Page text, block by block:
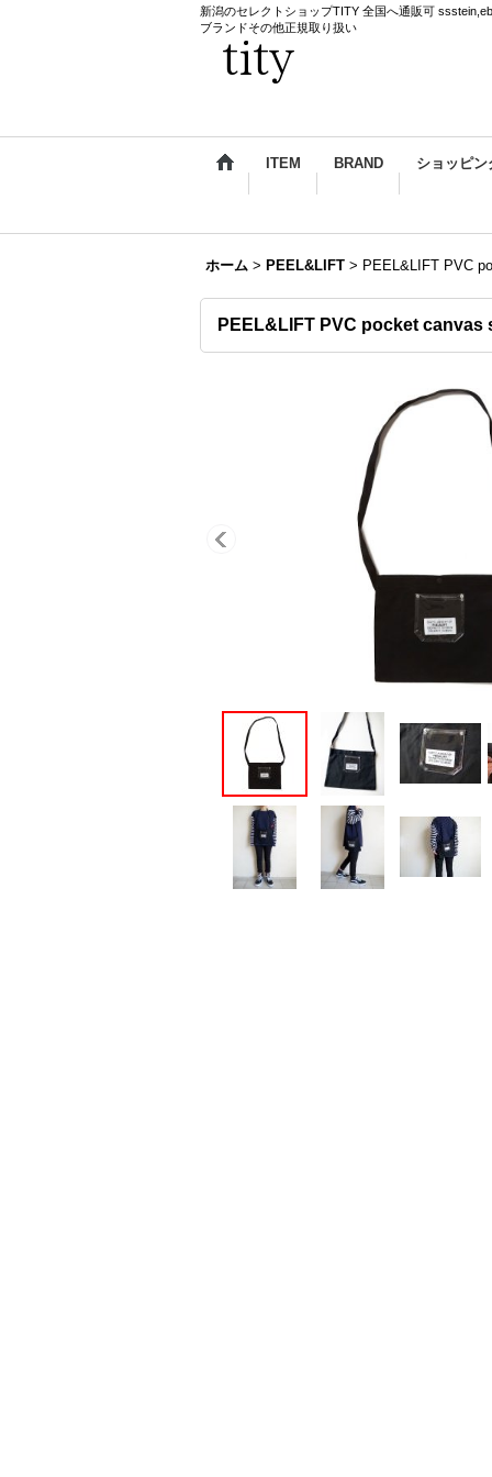
新潟のセレクトショップTITY 全国へ通販可
ブランドその他正規取り扱い
ITEM BRAND ショッピン
ホーム > PEEL&LIFT > PEEL&LIFT PVC
PEEL&LIFT PVC pocket canvas